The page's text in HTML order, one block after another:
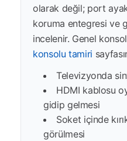
olarak değil; port
koruma entegresi ve
incelenir. Genel
konsolu tamiri
Televizyonda
HDMI kablosu
gidip gelmesi
Soket içinde
görülmesi